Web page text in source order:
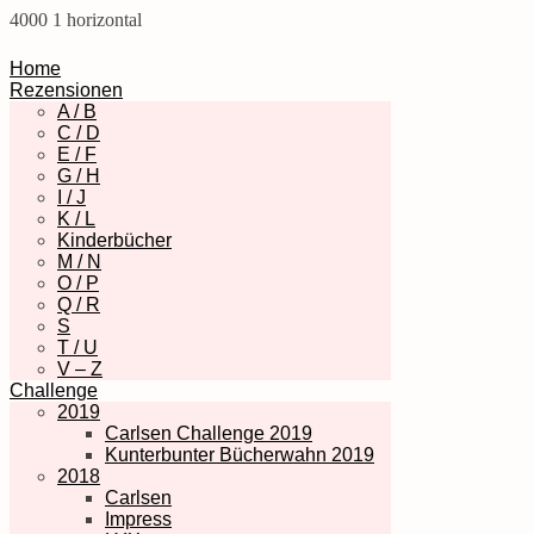
4000 1 horizontal
Home
Rezensionen
A / B
C / D
E / F
G / H
I / J
K / L
Kinderbücher
M / N
O / P
Q / R
S
T / U
V – Z
Challenge
2019
Carlsen Challenge 2019
Kunterbunter Bücherwahn 2019
2018
Carlsen
Impress